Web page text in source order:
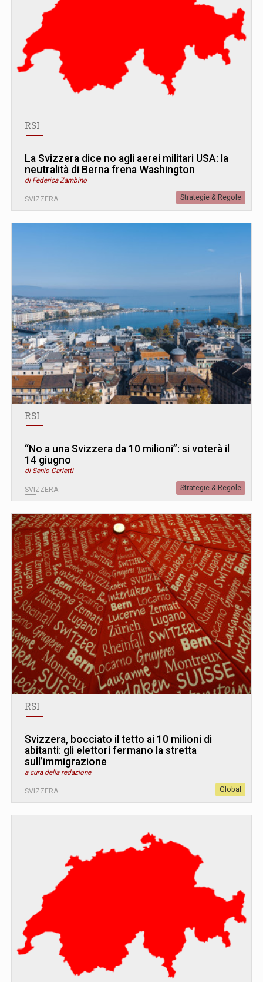
RSI
La Svizzera dice no agli aerei militari USA: la
neutralità di Berna frena Washington
di Federica Zambino
SVIZZERA Strategie & Regole
RSI
“No a una Svizzera da 10 milioni”: si voterà il
14 giugno
di Senio Carletti
SVIZZERA Strategie & Regole
RSI
Svizzera, bocciato il tetto ai 10 milioni di
abitanti: gli elettori fermano la stretta
sull’immigrazione
a cura della redazione
SVIZZERA Global